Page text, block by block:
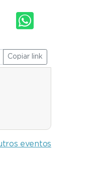
Copiar link
eventos